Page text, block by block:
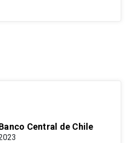
Central de Chile